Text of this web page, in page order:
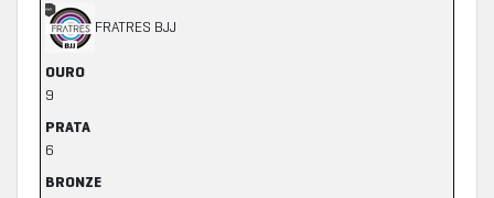
FRATRES BJJ
OURO
9
PRATA
6
BRONZE